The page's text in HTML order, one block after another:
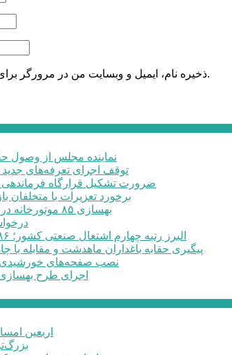
ذخیره نام، ایمیل و وبسایت من در مرورگر برای زمانی که دوباره دیدگاهی می‌نویسم.
نماینده مجلس از وصول
توقف اجرای تعرفه‌های
ضرورت تشکیل قرارگاه فرماندهی
برخورد تعزیرات با متخلفان بازار املاک
بهسازی ۸۵ موتورخانه در البرز طی سه‌ماهه نخست امسال
البرز رتبه چهارم اشتغال صنعتی کشور؛ ۱۸۶ هزار نفر شاغل در بخش صنعت
پیگیری حقابه باغداران ماهدشت و مقابله
نصب صفحه‌های خورشیدی
اجرای طرح بهسازی معابر در ۵۵
اربعین